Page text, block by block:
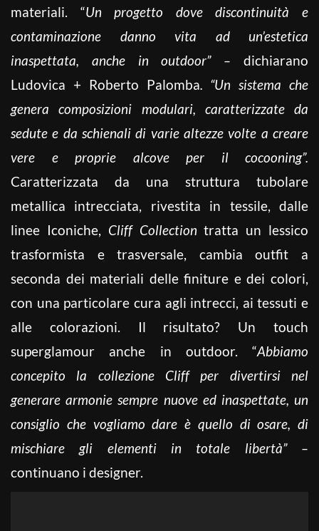
materiali. “Un progetto dove discontinuità e
contaminazione danno vita ad un’estetica
inaspettata, anche in outdoor” – dichiarano
Ludovica + Roberto Palomba. “Un sistema che
genera composizioni modulari, caratterizzate da
sedute e da schienali di varie altezze volte a creare
vere e proprie alcove per il cocooning”.
Caratterizzata da una struttura tubolare
metallica intrecciata, rivestita in tessile, dalle
linee Iconiche, Cliff Collection tratta un lessico
trasformista e trasversale, cambia outfit a
seconda dei materiali delle finiture e dei colori,
con una particolare cura agli intrecci, ai tessuti e
alle colorazioni. Il risultato? Un touch
superglamour anche in outdoor. “Abbiamo
concepito la collezione Cliff per divertirsi nel
generare armonie sempre nuove ed inaspettate, un
consiglio che vogliamo dare è quello di osare, di
mischiare gli elementi in totale libertà” –
continuano i designer.